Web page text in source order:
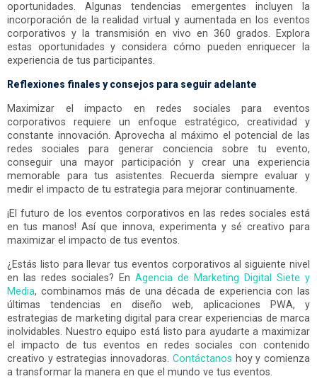
oportunidades. Algunas tendencias emergentes incluyen la
incorporación de la realidad virtual y aumentada en los eventos
corporativos y la transmisión en vivo en 360 grados. Explora
estas oportunidades y considera cómo pueden enriquecer la
experiencia de tus participantes.
Reflexiones finales y consejos para seguir adelante
Maximizar el impacto en redes sociales para eventos
corporativos requiere un enfoque estratégico, creatividad y
constante innovación. Aprovecha al máximo el potencial de las
redes sociales para generar conciencia sobre tu evento,
conseguir una mayor participación y crear una experiencia
memorable para tus asistentes. Recuerda siempre evaluar y
medir el impacto de tu estrategia para mejorar continuamente.
¡El futuro de los eventos corporativos en las redes sociales está
en tus manos! Así que innova, experimenta y sé creativo para
maximizar el impacto de tus eventos.
¿Estás listo para llevar tus eventos corporativos al siguiente nivel
en las redes sociales? En Agencia de Marketing Digital Siete y
Media, combinamos más de una década de experiencia con las
últimas tendencias en diseño web, aplicaciones PWA, y
estrategias de marketing digital para crear experiencias de marca
inolvidables. Nuestro equipo está listo para ayudarte a maximizar
el impacto de tus eventos en redes sociales con contenido
creativo y estrategias innovadoras. Contáctanos hoy y comienza
a transformar la manera en que el mundo ve tus eventos.